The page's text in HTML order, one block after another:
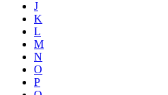
J
K
L
M
N
O
P